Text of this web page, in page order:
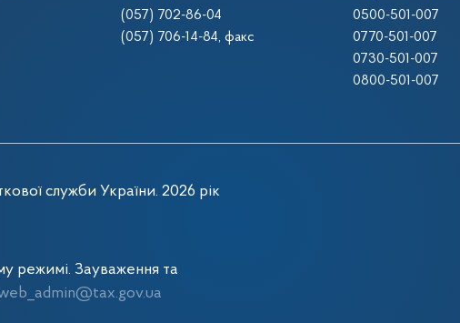
(057) 702-86-04
(057) 706-14-84, факс
0500-501-007
0770-501-007
0730-501-007
0800-501-007
служби України. 2026 рік
режимі. Зауваження та